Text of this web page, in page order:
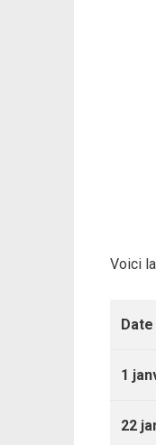
Voici
Date
1
22